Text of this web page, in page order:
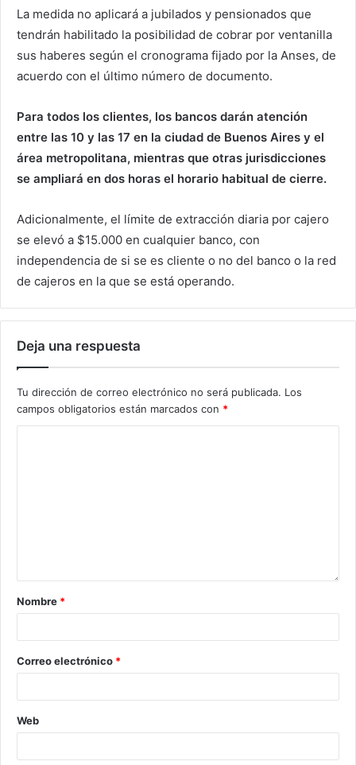
La medida no aplicará a jubilados y pensionados que
tendrán habilitado la posibilidad de cobrar por ventanilla
sus haberes según el cronograma fijado por la Anses, de
acuerdo con el último número de documento.
Para todos los clientes, los bancos darán atención
entre las 10 y las 17 en la ciudad de Buenos Aires y el
área metropolitana, mientras que otras jurisdicciones
se ampliará en dos horas el horario habitual de cierre.
Adicionalmente, el límite de extracción diaria por cajero
se elevó a $15.000 en cualquier banco, con
independencia de si se es cliente o no del banco o la red
de cajeros en la que se está operando.
Deja una respuesta
Tu dirección de correo electrónico no será publicada. Los
campos obligatorios están marcados con *
Nombre *
Correo electrónico *
Web